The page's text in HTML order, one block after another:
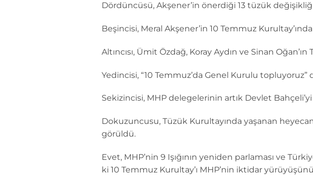
Dördüncüsü, Akşener’in önerdiği 13 tüzük
Beşincisi, Meral Akşener’in 10 Temmuz
Altıncısı, Ümit Özdağ, Koray Aydın ve Sinan
Yedincisi, “10 Temmuz’da Genel Kurulu
Sekizincisi, MHP delegelerinin artık Devlet
Dokuzuncusu, Tüzük Kurultayında yaşanan
görüldü.
Evet, MHP’nin 9 Işığının yeniden parlaması ve
ki 10 Temmuz Kurultay’ı MHP’nin iktidar